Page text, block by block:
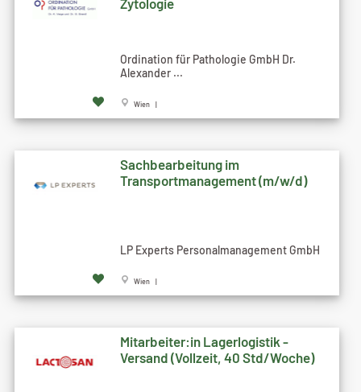
Ordination für Pathologie GmbH Dr.
Alexander ...
Wien |
Sachbearbeitung im
Transportmanagement (m/w/d)
LP Experts Personalmanagement GmbH
Wien |
Mitarbeiter:in Lagerlogistik -
Versand (Vollzeit, 40 Std/Woche)